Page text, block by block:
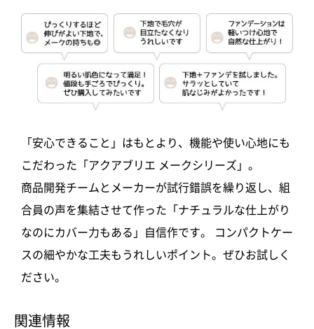
「安心できること」はもとより、機能や使い心地にも
こだわった「アクアブリエ メークシリーズ」。
商品開発チームとメーカーが試行錯誤を繰り返し、組
合員の声を集結させて作った「ナチュラルな仕上がり
なのにカバー力もある」自信作です。 コンパクトケー
スの細やかな工夫もうれしいポイント。ぜひお試しく
ださい。
関連情報